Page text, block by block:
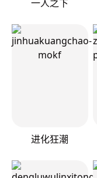
一人之下
进化狂潮